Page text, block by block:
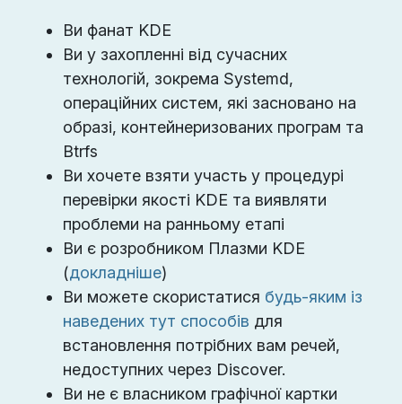
Ви фанат KDE
Ви у захопленні від сучасних
технологій, зокрема Systemd,
операційних систем, які засновано на
образі, контейнеризованих програм та
Btrfs
Ви хочете взяти участь у процедурі
перевірки якості KDE та виявляти
проблеми на ранньому етапі
Ви є розробником Плазми KDE
(докладніше)
Ви можете скористатися будь-яким із
наведених тут способів для
встановлення потрібних вам речей,
недоступних через Discover.
Ви не є власником графічної картки